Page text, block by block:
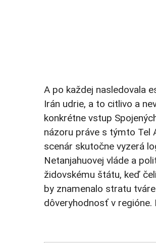
A po každej nasledovala
Irán udrie, a to citlivo a
konkrétne vstup
názoru práve s týmto Tel
scenár skutočne vyzerá
Netanjahuovej vláde a
židovskému štátu, keď
by znamenalo stratu
dôveryhodnosť v